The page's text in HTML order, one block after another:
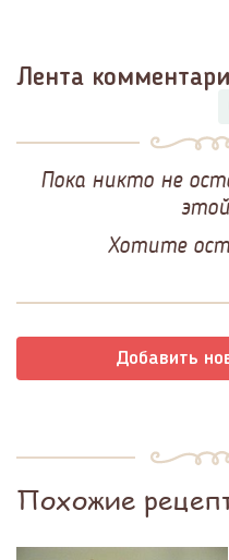
Лента
Пока никто не
Хотите
Добавить
Похожие